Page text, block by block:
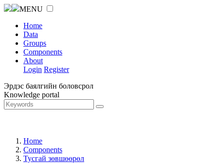
MENU
Home
Data
Groups
Components
About
Login Register
Эрдэс баялгийн боловсрол
Knowledge portal
Home
Components
Тусгай зөвшөөрөл